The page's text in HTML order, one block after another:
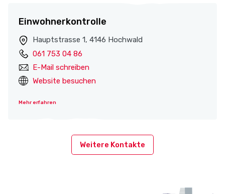
Einwohnerkontrolle
Hauptstrasse 1, 4146 Hochwald
061 753 04 86
E-Mail schreiben
Website besuchen
Mehr erfahren
Weitere Kontakte